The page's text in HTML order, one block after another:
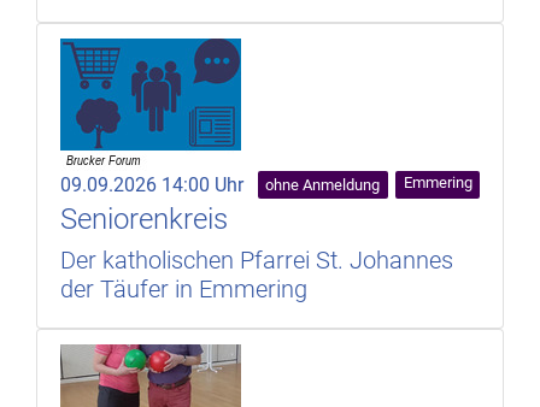
09.09.2026 14:00 Uhr ohne Anmeldung Emmering
Seniorenkreis
Der katholischen Pfarrei St. Johannes
der Täufer in Emmering